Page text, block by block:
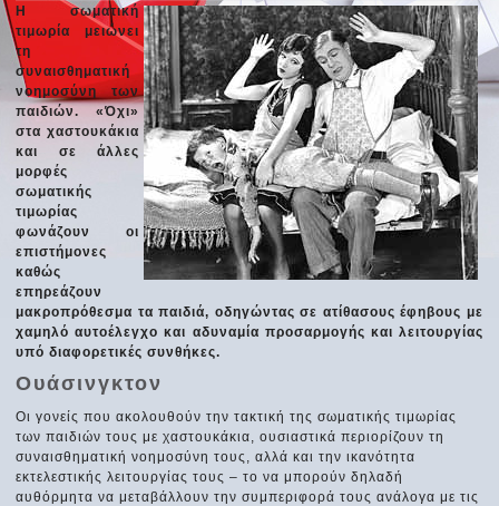
Η σωματική
τιμωρία μειώνει
τη
συναισθηματική
νοημοσύνη των
παιδιών. «Όχι»
στα χαστουκάκια
και σε άλλες
μορφές
σωματικής
τιμωρίας
φωνάζουν οι
επιστήμονες
καθώς
επηρεάζουν
μακροπρόθεσμα τα παιδιά, οδηγώντας σε ατίθασους έφηβους με
χαμηλό αυτοέλεγχο και αδυναμία προσαρμογής και λειτουργίας
υπό διαφορετικές συνθήκες.
Ουάσινγκτον
Οι γονείς που ακολουθούν την τακτική της σωματικής τιμωρίας
των παιδιών τους με χαστουκάκια, ουσιαστικά περιορίζουν τη
συναισθηματική νοημοσύνη τους, αλλά και την ικανότητα
εκτελεστικής λειτουργίας τους – το να μπορούν δηλαδή
αυθόρμητα να μεταβάλλουν την συμπεριφορά τους ανάλογα με τις